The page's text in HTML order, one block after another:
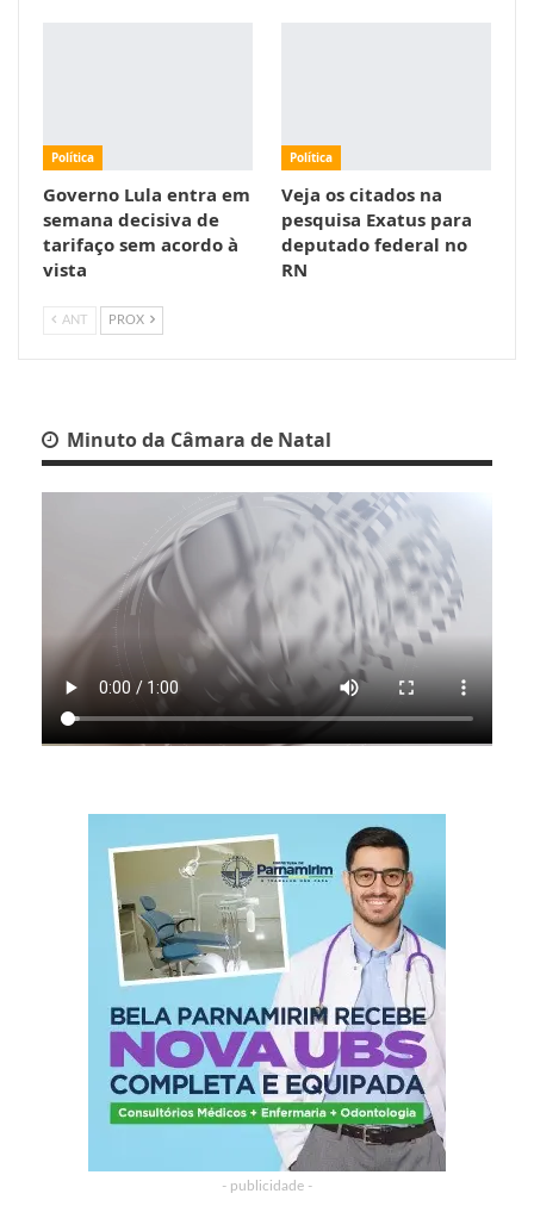
Política
Governo Lula entra em
semana decisiva de
tarifaço sem acordo à
vista
Política
Veja os citados na
pesquisa Exatus para
deputado federal no
RN
ANT PROX
Minuto da Câmara de Natal
- publicidade -